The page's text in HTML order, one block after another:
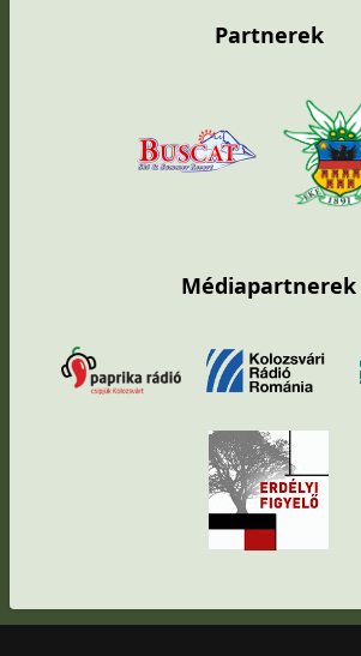
Partnerek
Médiapartnerek